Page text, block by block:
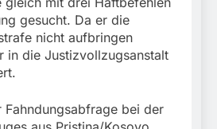
gesucht. Da er die
nicht aufbringen
in die Justizvollzugsanstalt
Fahndungsabfrage bei der